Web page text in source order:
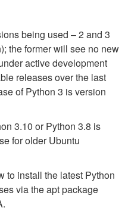
being used – 2 and 3
the former will see no new
active development
releases over the last
of Python 3 is version
3.10 or Python 3.8 is
for older Ubuntu
to install the latest Python
via the apt package